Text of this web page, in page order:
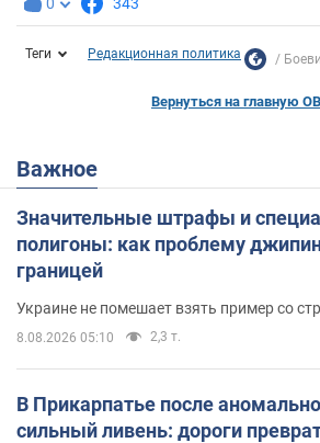
Теги Редакционная политика
Вернуться на главную
Важное
Значительные штрафы и
полигоны: как проблему
границей
Украине не помешает взять пример со
8.08.2026 05:10 2,3 т.
В Прикарпатье после
сильный ливень: дороги